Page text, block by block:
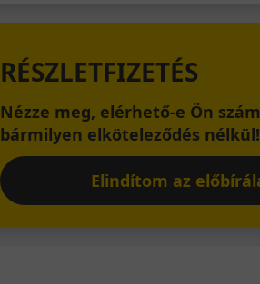
RÉSZLETFIZETÉS
Nézze meg, elérhető-e Ön
bármilyen elköteleződés nélkül!
Elindítom az